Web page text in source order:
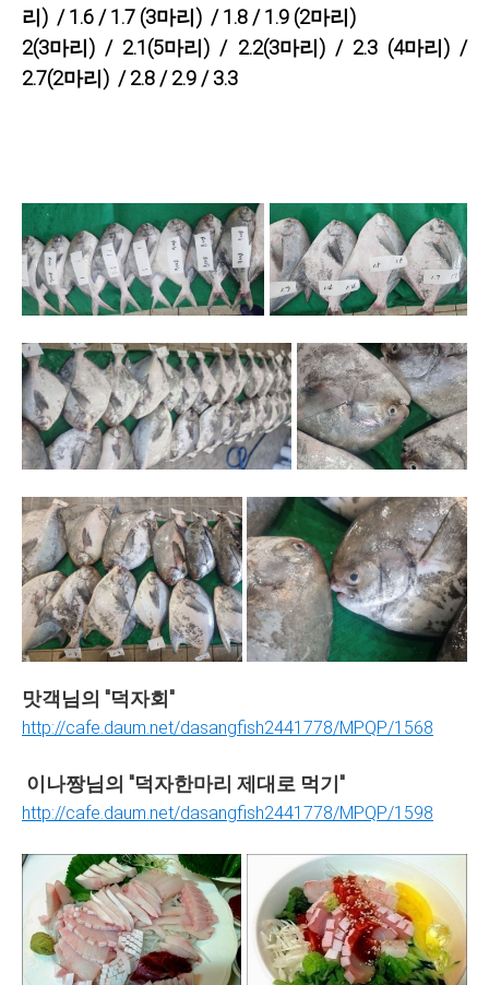
리) / 1.6 / 1.7 (3마리) / 1.8 / 1.9 (2마리)
2(3마리) / 2.1(5마리) / 2.2(3마리) / 2.3 (4마리) /
2.7(2마리) / 2.8 / 2.9 / 3.3
맛객님의 "덕자회"
http://cafe.daum.net/dasangfish2441778/MPQP/1568
이나짱님의 "덕자한마리 제대로 먹기"
http://cafe.daum.net/dasangfish2441778/MPQP/1598